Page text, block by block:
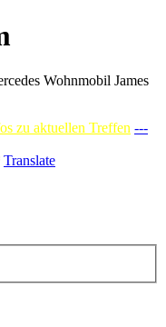
Wohnmobil James
zu aktuellen Treffen ---
Translate